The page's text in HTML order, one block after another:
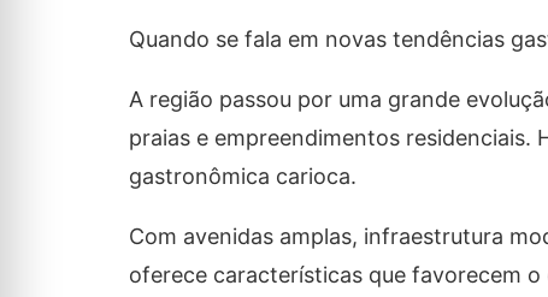
Quando se fala em novas tendências
A região passou por uma grande
praias e empreendimentos
gastronômica carioca.
Com avenidas amplas, infraestrutura
oferece características que favorecem